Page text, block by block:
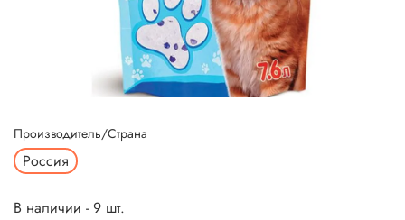
Производитель/Страна
Россия
В наличии - 9 шт.